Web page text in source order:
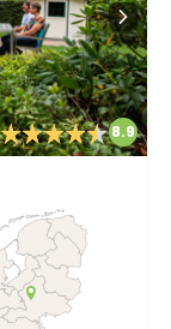
8.9